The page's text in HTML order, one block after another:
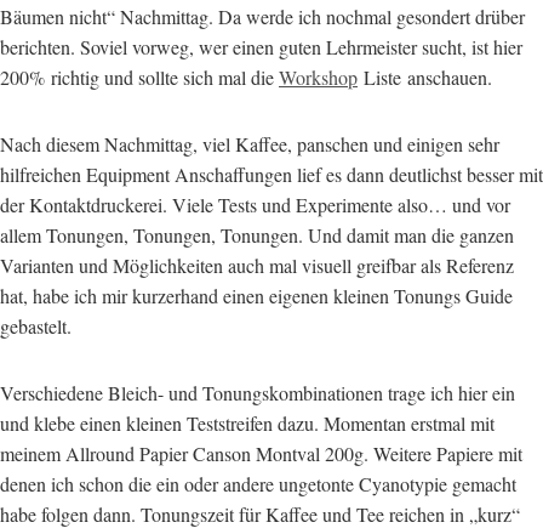
Bäumen nicht“ Nachmittag. Da werde ich nochmal gesondert drüber
berichten. Soviel vorweg, wer einen guten Lehrmeister sucht, ist hier
200% richtig und sollte sich mal dieWorkshop Liste anschauen.
Nach diesem Nachmittag, viel Kaffee, panschen und einigen sehr
hilfreichen Equipment Anschaffungen lief es dann deutlichst besser mit
der Kontaktdruckerei. Viele Tests und Experimente also… und vor
allem Tonungen, Tonungen, Tonungen. Und damit man die ganzen
Varianten und Möglichkeiten auch mal visuell greifbar als Referenz
hat, habe ich mir kurzerhand einen eigenen kleinen Tonungs Guide
gebastelt.
Verschiedene Bleich- und Tonungskombinationen trage ich hier ein
und klebe einen kleinen Teststreifen dazu. Momentan erstmal mit
meinem Allround Papier Canson Montval 200g. Weitere Papiere mit
denen ich schon die ein oder andere ungetonte Cyanotypie gemacht
habe folgen dann. Tonungszeit für Kaffee und Tee reichen in „kurz“